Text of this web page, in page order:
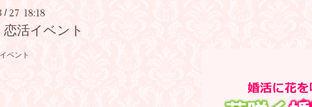
/ 27 18:18
活イベント
ベント